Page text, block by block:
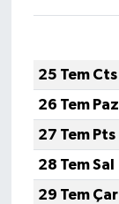
25 Tem Cts
26 Tem Paz
27 Tem Pts
28 Tem Sal
29 Tem Çar